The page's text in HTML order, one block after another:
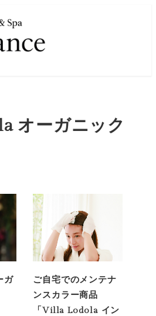
オーガニック
ガ
ご自宅でのメンテナ
ンスカラー商品
「Villa Lodola イン